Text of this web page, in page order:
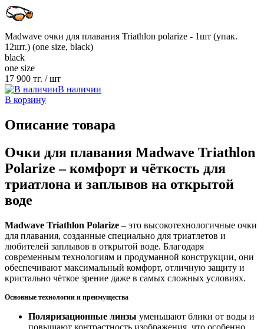
Madwave очки для плавания Triathlon polarize - 1шт (упак.
12шт.) (one size, black)
black
one size
17 900 тг. / шт
В наличии
В корзину
Описание товара
Очки для плавания Madwave Triathlon
Polarize – комфорт и чёткость для
триатлона и заплывов на открытой
воде
Madwave Triathlon Polarize – это высокотехнологичные очки
для плавания, созданные специально для триатлетов и
любителей заплывов в открытой воде. Благодаря
современным технологиям и продуманной конструкции, они
обеспечивают максимальный комфорт, отличную защиту и
кристально чёткое зрение даже в самых сложных условиях.
Основные технологии и преимущества
Поляризационные линзы уменьшают блики от воды и
повышают контрастность изображения, что особенно